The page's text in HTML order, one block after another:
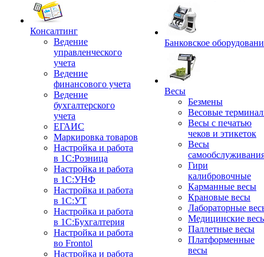
Консалтинг
Ведение
управленческого
учета
Ведение
финансового учета
Ведение
бухгалтерского
учета
ЕГАИС
Маркировка товаров
Настройка и работа
в 1С:Розница
Настройка и работа
в 1С:УНФ
Настройка и работа
в 1С:УТ
Настройка и работа
в 1С:Бухгалтерия
Настройка и работа
во Frontol
Настройка и работа
Банковское
Весы
Безмены
Весовые
Весы с печатью
чеков и этикеток
Весы
Гири
калибровочные
Карманные весы
Крановые весы
Лабораторные
Медицинские
Паллетные весы
Платформенные
весы